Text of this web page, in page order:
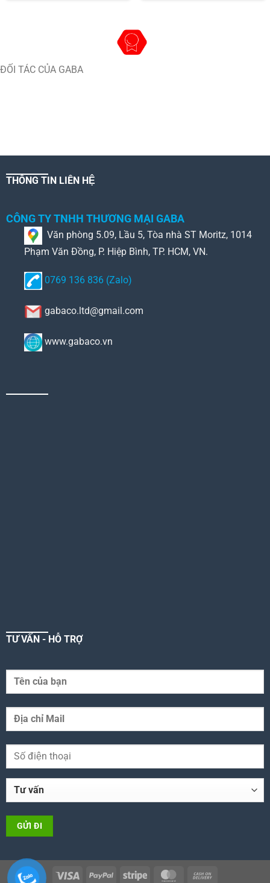
ĐỐI TÁC CỦA GABA
THÔNG TIN LIÊN HỆ
CÔNG TY TNHH THƯƠNG MẠI GABA
Văn phòng 5.09, Lầu 5, Tòa nhà ST Moritz, 1014
Phạm Văn Đồng, P. Hiệp Bình, TP. HCM, VN.
0769 136 836 (Zalo)
gabaco.ltd@gmail.com
www.gabaco.vn
TƯ VẤN - HỖ TRỢ